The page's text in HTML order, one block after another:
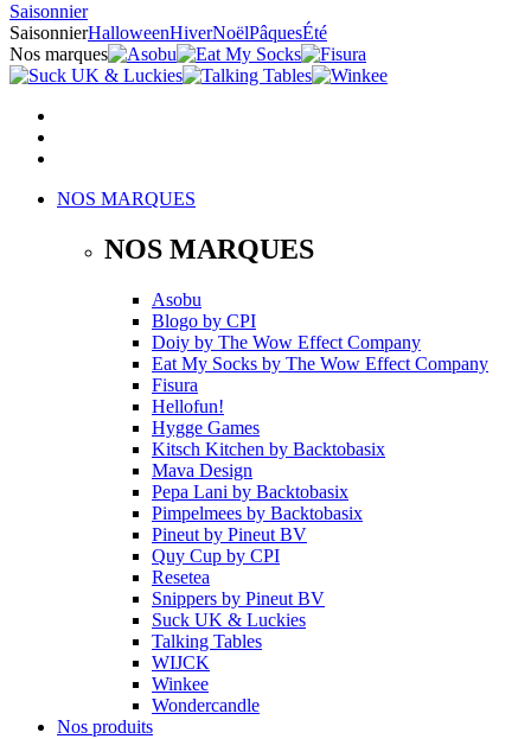
Saisonnier
SaisonnierHalloweenHiverNoëlPâquesÉté
Nos marques
NOS MARQUES
NOS MARQUES
Asobu
Blogo by CPI
Doiy by The Wow Effect Company
Eat My Socks by The Wow Effect Company
Fisura
Hellofun!
Hygge Games
Kitsch Kitchen by Backtobasix
Mava Design
Pepa Lani by Backtobasix
Pimpelmees by Backtobasix
Pineut by Pineut BV
Quy Cup by CPI
Resetea
Snippers by Pineut BV
Suck UK & Luckies
Talking Tables
WIJCK
Winkee
Wondercandle
Nos produits